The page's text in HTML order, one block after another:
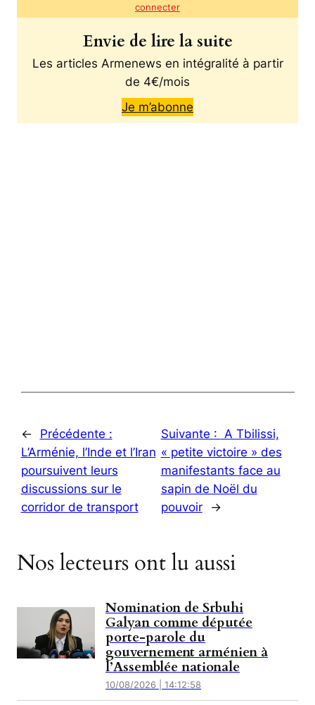
connecter
Envie de lire la suite
Les articles Armenews en intégralité à partir
de 4€/mois
Je m’abonne
←
Précédente :
L’Arménie, l’Inde et l’Iran
poursuivent leurs
discussions sur le
corridor de transport
Suivante : A Tbilissi,
« petite victoire » des
manifestants face au
sapin de Noël du
pouvoir
→
Nos lecteurs ont lu aussi
Nomination de Srbuhi
Galyan comme députée
porte-parole du
gouvernement arménien à
l’Assemblée nationale
10/08/2026 | 14:12:58